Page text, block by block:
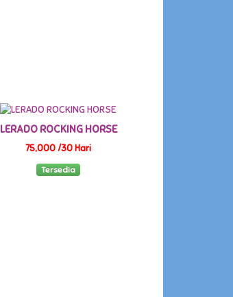
LERADO ROCKING HORSE
75,000 /30 Hari
Tersedia